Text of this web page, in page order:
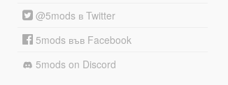
@5mods в Twitter
5mods във Facebook
5mods on Discord